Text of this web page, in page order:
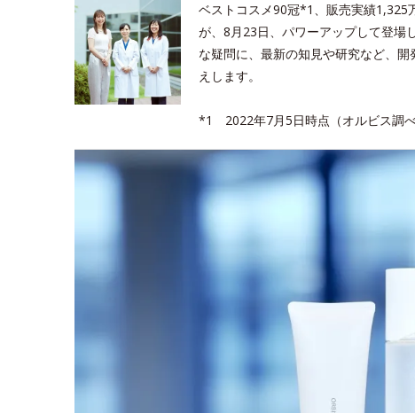
ベストコスメ90冠*1、販売実績1,325
が、8月23日、パワーアップして登場
な疑問に、最新の知見や研究など、
えします。
*1 2022年7月5日時点（オルビス調